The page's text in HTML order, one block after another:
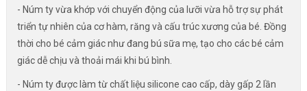
- Núm ty vừa khớp với chuyển động của lưỡi vừa hỗ trợ sự phát
triển tự nhiên của cơ hàm, răng và cấu trúc xương của bé. Đồng
thời cho bé cảm giác như đang bú sữa mẹ, tạo cho các bé cảm
giác dễ chịu và thoải mái khi bú bình.
- Núm ty được làm từ chất liệu silicone cao cấp, dày gấp 2 lần